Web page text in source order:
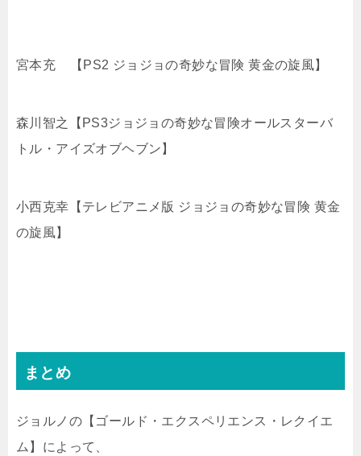
宮本充 【PS2 ジョジョの奇妙な冒険 黄金の旋風】
森川智之【PS3ジョジョの奇妙な冒険オールスターバ
トル・アイズオブヘブン】
小西克幸【テレビアニメ版 ジョジョの奇妙な冒険 黄金
の旋風】
まとめ
ジョルノの【ゴールド・エクスペリエンス・レクイエ
ム】によって、